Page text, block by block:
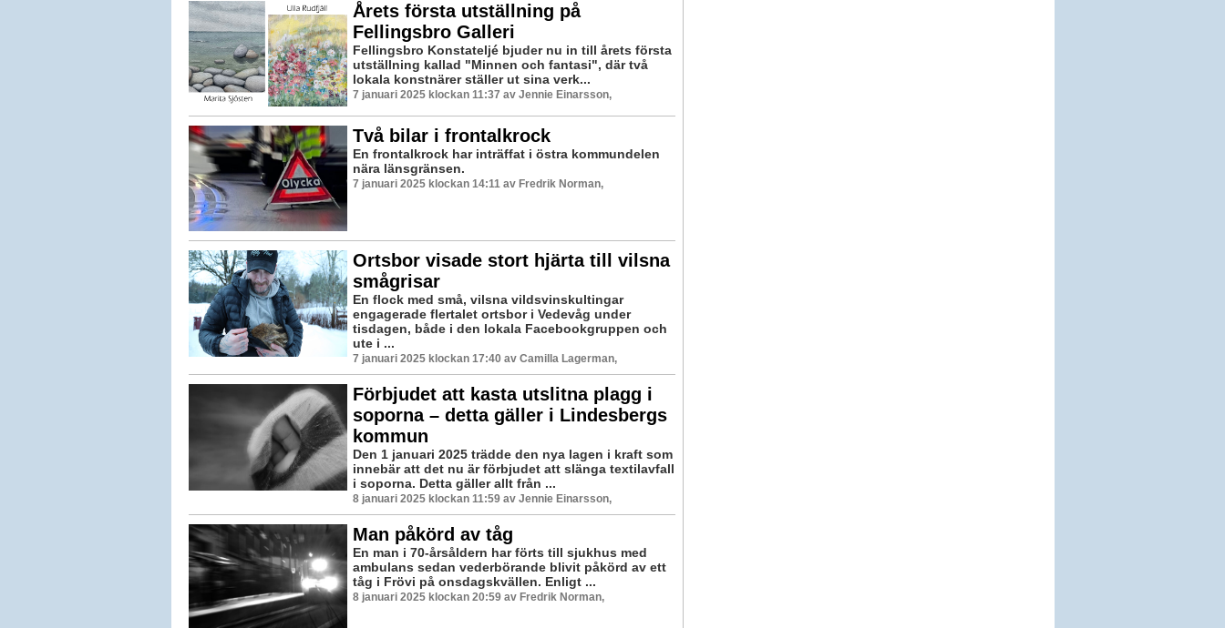
Årets första utställning på
Fellingsbro Galleri
Fellingsbro Konstateljé bjuder nu in till årets första
utställning kallad "Minnen och fantasi", där två
lokala konstnärer ställer ut sina verk...
7 januari 2025 klockan 11:37 av Jennie Einarsson,
Två bilar i frontalkrock
En frontalkrock har inträffat i östra kommundelen
nära länsgränsen.
7 januari 2025 klockan 14:11 av Fredrik Norman,
Ortsbor visade stort hjärta till vilsna
smågrisar
En flock med små, vilsna vildsvinskultingar
engagerade flertalet ortsbor i Vedevåg under
tisdagen, både i den lokala Facebookgruppen och
ute i ...
7 januari 2025 klockan 17:40 av Camilla Lagerman,
Förbjudet att kasta utslitna plagg i
soporna – detta gäller i Lindesbergs
kommun
Den 1 januari 2025 trädde den nya lagen i kraft som
innebär att det nu är förbjudet att slänga textilavfall
i soporna. Detta gäller allt från ...
8 januari 2025 klockan 11:59 av Jennie Einarsson,
Man påkörd av tåg
En man i 70-årsåldern har förts till sjukhus med
ambulans sedan vederbörande blivit påkörd av ett
tåg i Frövi på onsdagskvällen. Enligt ...
8 januari 2025 klockan 20:59 av Fredrik Norman,